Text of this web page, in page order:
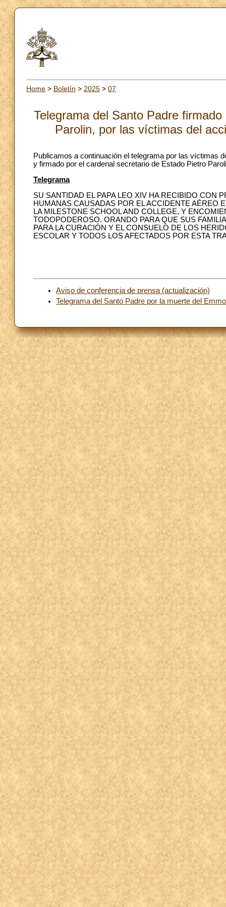
Home > Boletín > 2025 > 07
Telegrama del Santo Padre
Parolin, por las víctimas del
Publicamos a continuación el telegrama por las víctimas
y firmado por el cardenal secretario de Estado Pietro
Telegrama
SU SANTIDAD EL PAPA LEO XIV HA RECIBIDO CON
HUMANAS CAUSADAS POR EL ACCIDENTE AÉREO
LA MILESTONE SCHOOL AND COLLEGE, Y
TODOPODEROSO. ORANDO PARA QUE SUS
PARA LA CURACIÓN Y EL CONSUELO DE LOS
ESCOLAR Y TODOS LOS AFECTADOS POR ESTA
Aviso de conferencia de prensa (actualización)
Telegrama del Santo Padre por la muerte del